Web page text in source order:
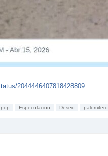
2044446407818428809
Especulacion Deseo palomitero